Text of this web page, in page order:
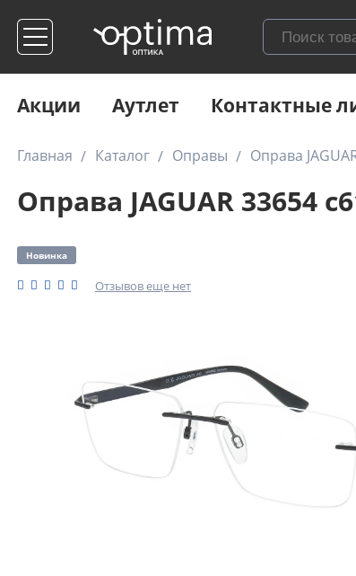
Акции Аутлет Контактные
Главная Каталог Оправы Оправа
Оправа JAGUAR 33654
Новинка
Отзывов еще нет